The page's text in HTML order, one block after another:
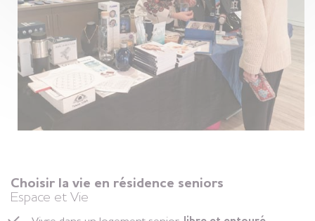
Choisir la vie en résidence seniors
Espace et Vie